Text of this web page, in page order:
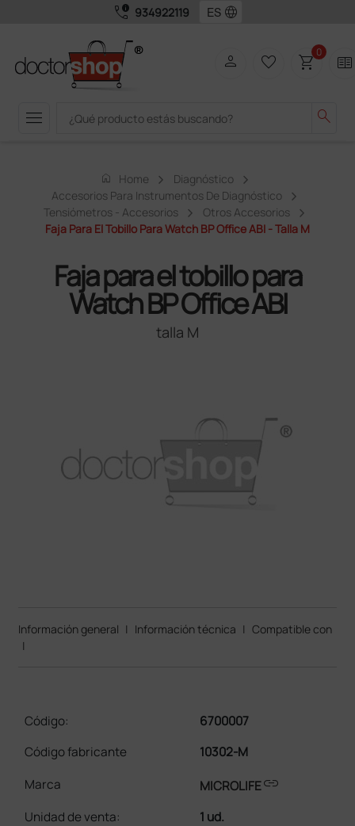
call_quality 934922119 language
menu search
person favorite_border shopping_cart0 two_pager
home Home
Diagnóstico
Accesorios Para Instrumentos De Diagnóstico
Tensiómetros - Accesorios
Otros Accesorios
Faja Para El Tobillo Para Watch BP Office ABI - Talla M
Faja para el tobillo para
Watch BP Office ABI
talla M
Información general | Información técnica | Compatible con
|
Código:
6700007
Código fabricante
10302-M
Marca
MICROLIFElink
Unidad de venta:
1 ud.